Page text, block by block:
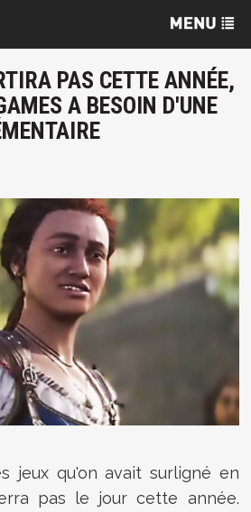
PAS CETTE ANNÉE,
A BESOIN D'UNE
jeux qu'on avait surligné en
pas le jour cette année.